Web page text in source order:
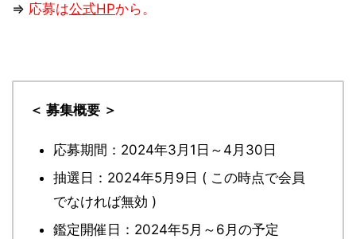
⇒ 応募は公式HPから。
＜ 募集概要 ＞
応募期間：2024年3月1日～4月30日
抽選日：2024年5月9日 ( この時点で会員
でなければ無効 )
鑑定開催日：2024年5月～6月の予定